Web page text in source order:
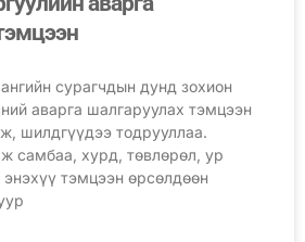
сурагчдын дунд зохион
аварга шалгаруулах тэмцээн
шилдгүүдээ тодрууллаа.
самбаа, хурд, төвлөрөл, ур
тэмцээн өрсөлдөөн